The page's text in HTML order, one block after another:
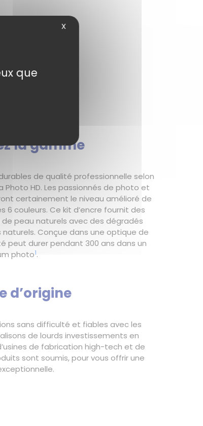
la gamme
de qualité professionnelle selon
Photo HD. Les passionnés de photo et
certainement le niveau amélioré de
6 couleurs. Ce kit d’encre fournit des
peau naturels avec des dégradés
Conçue dans une optique de
peut durer pendant 300 ans dans un
photo1.
d’origine
sans difficulté et fiables avec les
de lourds investissements en
de fabrication high-tech et de
sont soumis, pour vous offrir une
X
que